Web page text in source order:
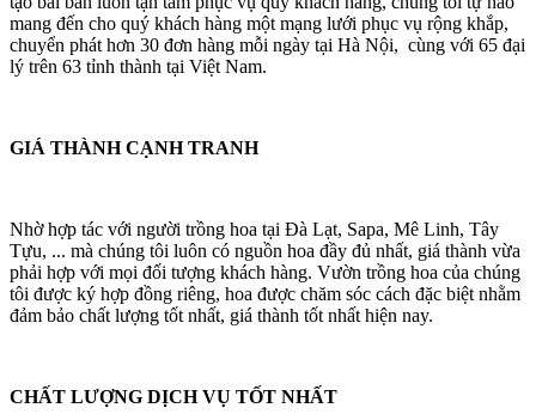
mang đến cho quý khách hàng một mạng lưới phục vụ rộng khắp,
chuyển phát hơn 30 đơn hàng mỗi ngày tại Hà Nội, cùng với 65 đại
lý trên 63 tỉnh thành tại Việt Nam.
GIÁ THÀNH CẠNH TRANH
Nhờ hợp tác với người trồng hoa tại Đà Lạt, Sapa, Mê Linh, Tây
Tựu, ... mà chúng tôi luôn có nguồn hoa đầy đủ nhất, giá thành vừa
phải hợp với mọi đối tượng khách hàng. Vườn trồng hoa của chúng
tôi được ký hợp đồng riêng, hoa được chăm sóc cách đặc biệt nhằm
đảm bảo chất lượng tốt nhất, giá thành tốt nhất hiện nay.
CHẤT LƯỢNG DỊCH VỤ TỐT NHẤT